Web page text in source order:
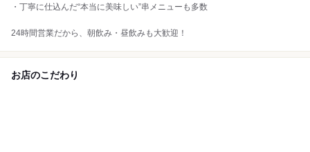
・丁寧に仕込んだ“本当に美味しい”串メニューも多数
24時間営業だから、朝飲み・昼飲みも大歓迎！
お店のこだわり